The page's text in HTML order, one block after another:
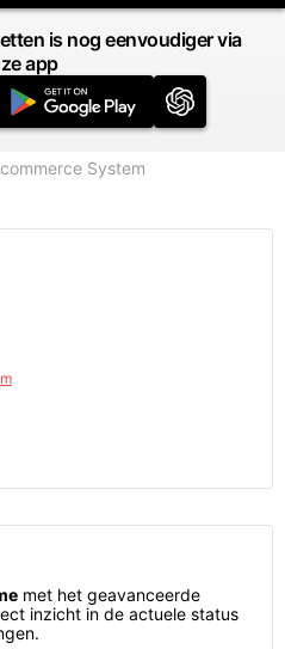
is nog eenvoudiger via
app
System
met het geavanceerde
inzicht in de actuele status